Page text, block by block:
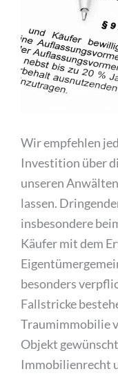
Wir empfehlen
Investition über
unseren
lassen.
insbesondere
Käufer mit dem
besonders
Fallstricke
Traumimmobilie
Objekt
Immobilienrecht